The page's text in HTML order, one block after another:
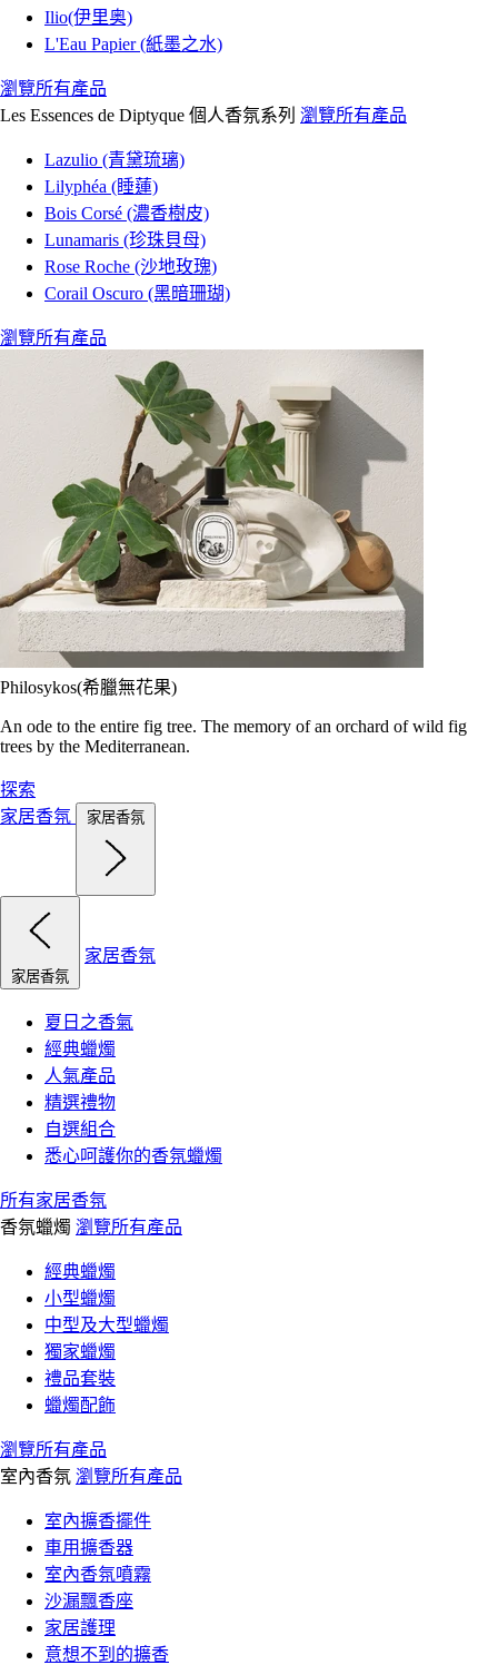
Ilio(伊里奥)
L'Eau Papier (紙墨之水)
瀏覽所有產品
Les Essences de Diptyque 個人香氛系列 瀏覽所有產品
Lazulio (青黛琉璃)
Lilyphéa (睡蓮)
Bois Corsé (濃香樹皮)
Lunamaris (珍珠貝母)
Rose Roche (沙地玫瑰)
Corail Oscuro (黑暗珊瑚)
瀏覽所有產品
Philosykos(希臘無花果)
An ode to the entire fig tree. The memory of an orchard of wild fig
trees by the Mediterranean.
探索
家居香氛
家居香氛
家居香氛
家居香氛
夏日之香氣
經典蠟燭
人氣產品
精選禮物
自選組合
悉心呵護你的香氛蠟燭
所有家居香氛
香氛蠟燭 瀏覽所有產品
經典蠟燭
小型蠟燭
中型及大型蠟燭
獨家蠟燭
禮品套裝
蠟燭配飾
瀏覽所有產品
室內香氛 瀏覽所有產品
室內擴香擺件
車用擴香器
室內香氛噴霧
沙漏飄香座
家居護理
意想不到的擴香